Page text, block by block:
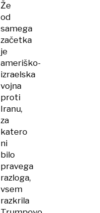
Že
od
samega
začetka
je
ameriško-
izraelska
vojna
proti
Iranu,
za
katero
ni
bilo
pravega
razloga,
vsem
razkrila